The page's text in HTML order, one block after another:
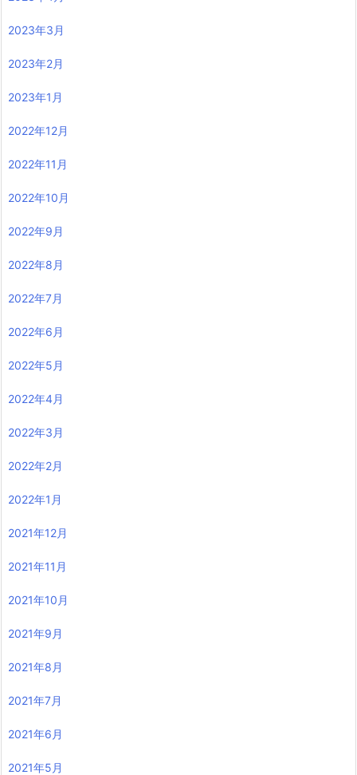
2023年3月
2023年2月
2023年1月
2022年12月
2022年11月
2022年10月
2022年9月
2022年8月
2022年7月
2022年6月
2022年5月
2022年4月
2022年3月
2022年2月
2022年1月
2021年12月
2021年11月
2021年10月
2021年9月
2021年8月
2021年7月
2021年6月
2021年5月